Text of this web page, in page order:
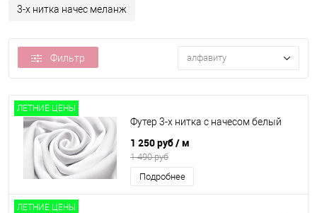
3-х нитка начес меланж
Фильтр алфавиту
ЛЕТНИЕ ЦЕНЫ
Футер 3-х нитка с начесом белый
1 250 руб/ м
1 490 руб
Подробнее
ЛЕТНИЕ ЦЕНЫ